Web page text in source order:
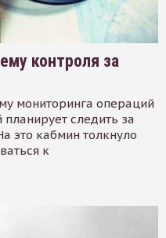
контроля за
мониторинга операций
следить за
это кабмин толкнуло
к